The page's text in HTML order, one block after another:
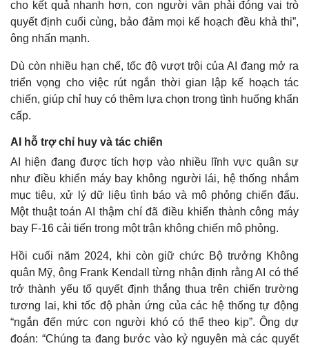
cho kết quả nhanh hơn, con người vẫn phải đóng vai trò
quyết định cuối cùng, bảo đảm mọi kế hoạch đều khả thi”,
ông nhấn mạnh.
Dù còn nhiều hạn chế, tốc độ vượt trội của AI đang mở ra
triển vọng cho việc rút ngắn thời gian lập kế hoạch tác
chiến, giúp chỉ huy có thêm lựa chọn trong tình huống khẩn
cấp.
AI hỗ trợ chỉ huy và tác chiến
AI hiện đang được tích hợp vào nhiều lĩnh vực quân sự
như điều khiển máy bay không người lái, hệ thống nhắm
mục tiêu, xử lý dữ liệu tình báo và mô phỏng chiến đấu.
Một thuật toán AI thậm chí đã điều khiển thành công máy
bay F-16 cải tiến trong một trận không chiến mô phỏng.
Hồi cuối năm 2024, khi còn giữ chức Bộ trưởng Không
quân Mỹ, ông Frank Kendall từng nhận định rằng AI có thể
trở thành yếu tố quyết định thắng thua trên chiến trường
tương lai, khi tốc độ phản ứng của các hệ thống tự động
“ngắn đến mức con người khó có thể theo kịp”. Ông dự
đoán: “Chúng ta đang bước vào kỷ nguyên mà các quyết